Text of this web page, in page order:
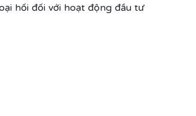
hối đối với hoạt động đầu tư